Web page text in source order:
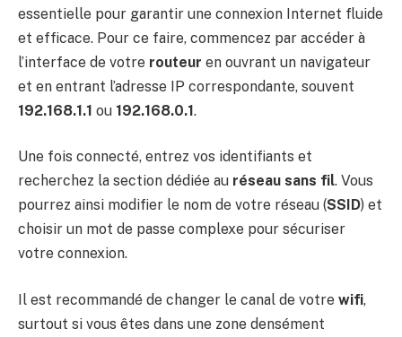
essentielle pour garantir une connexion Internet fluide
et efficace. Pour ce faire, commencez par accéder à
l’interface de votre routeur en ouvrant un navigateur
et en entrant l’adresse IP correspondante, souvent
192.168.1.1 ou 192.168.0.1.
Une fois connecté, entrez vos identifiants et
recherchez la section dédiée au réseau sans fil. Vous
pourrez ainsi modifier le nom de votre réseau (SSID) et
choisir un mot de passe complexe pour sécuriser
votre connexion.
Il est recommandé de changer le canal de votre wifi,
surtout si vous êtes dans une zone densément